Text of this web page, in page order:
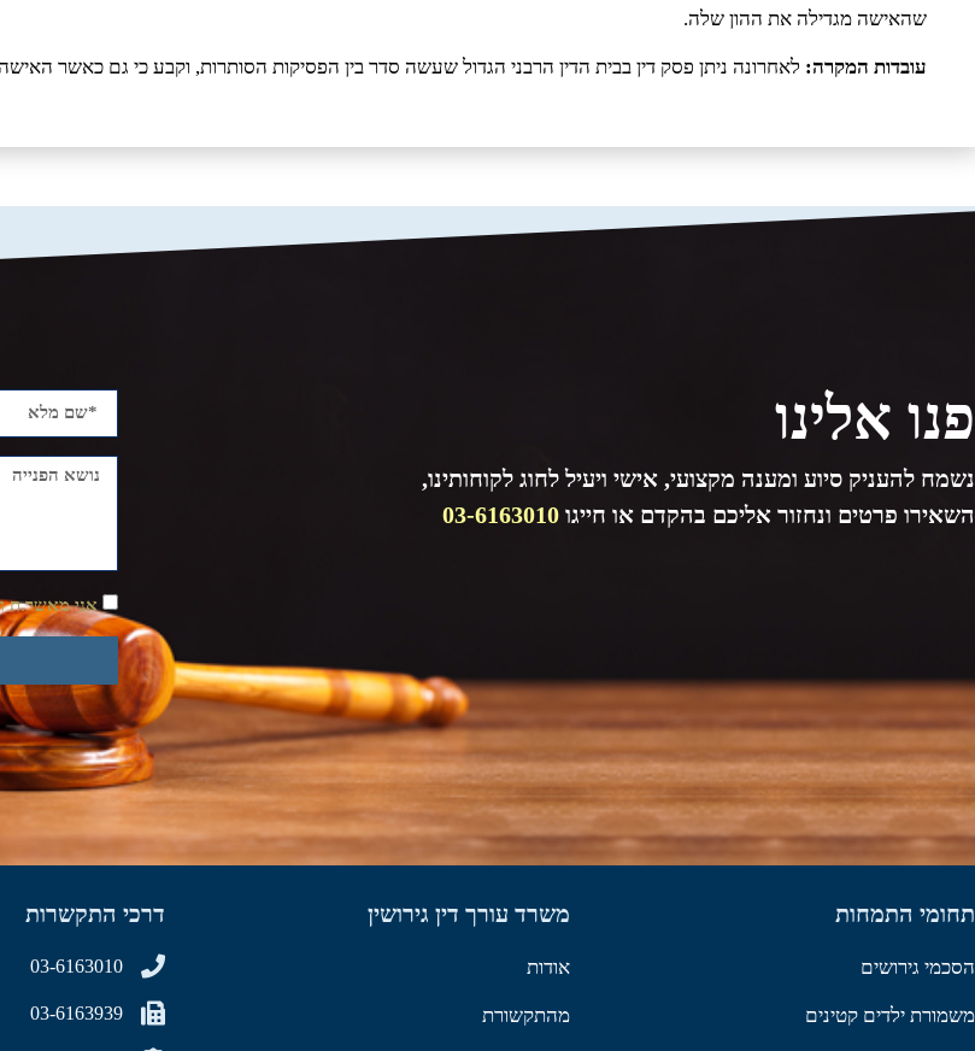
שהאישה מגדילה את ההון שלה.
עובדות המקרה: לאחרונה ניתן פסק דין בבית הדין הרבני הגדול שעשה סדר בין הפסיקות הסותרות, וקבע כי גם כאשר
פנו אלינו
נשמח להעניק סיוע ומענה מקצועי, אישי ויעיל לחוג לקוחותינו,
השאירו פרטים ונחזור אליכם בהקדם או חייגו 03-6163010
אני מאשר.ת
תחומי התמחות
הסכמי גירושים
משמורת ילדים קטינים
משרד עורך דין גירושין
אודות
מהתקשורת
דרכי התקשרות
03-6163010
03-6163939